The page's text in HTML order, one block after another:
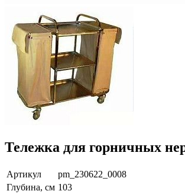
Тележка для горничных
Артикул
pm_230622_0008
Глубина, см 103